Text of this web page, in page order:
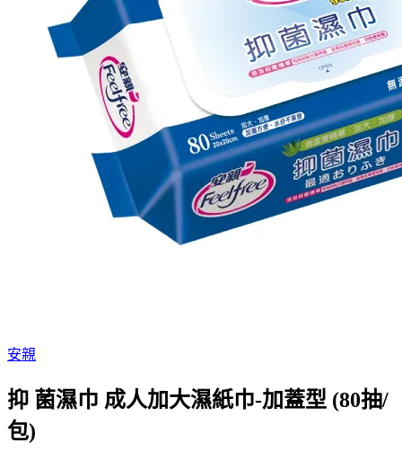
安親
抑 菌濕巾 成人加大濕紙巾-加蓋型 (80抽/
包)